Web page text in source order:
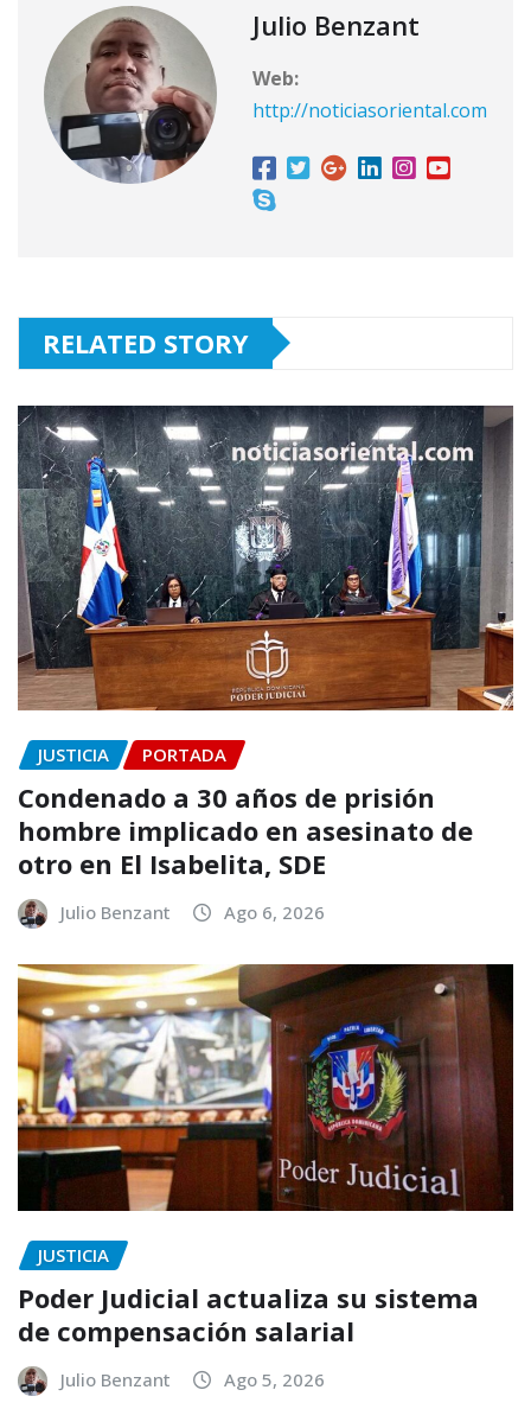
Julio Benzant
Web:
http://noticiasoriental.com
RELATED STORY
JUSTICIA PORTADA
Condenado a 30 años de prisión
hombre implicado en asesinato de
otro en El Isabelita, SDE
Julio Benzant Ago 6, 2026
JUSTICIA
Poder Judicial actualiza su sistema
de compensación salarial
Julio Benzant Ago 5, 2026